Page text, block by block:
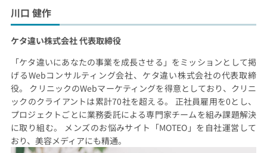
川口 健作
ケタ違い株式会社 代表取締役
「ケタ違いにあなたの事業を成長させる」をミッションとして掲
げるWebコンサルティング会社、ケタ違い株式会社の代表取締
役。 クリニックのWebマーケティングを得意としており、クリニ
ックのクライアントは累計70社を超える。 正社員雇用を0とし、
プロジェクトごとに業務委託による専門家チームを組み課題解決
に取り組む。 メンズのお悩みサイト「MOTEO」を自社運営して
おり、美容メディアにも精通。